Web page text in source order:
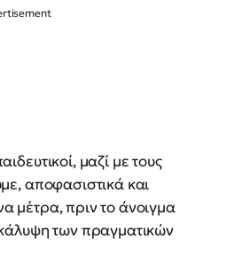
μαζί με τους
αποφασιστικά και
μέτρα, πριν το άνοιγμα
των πραγματικών